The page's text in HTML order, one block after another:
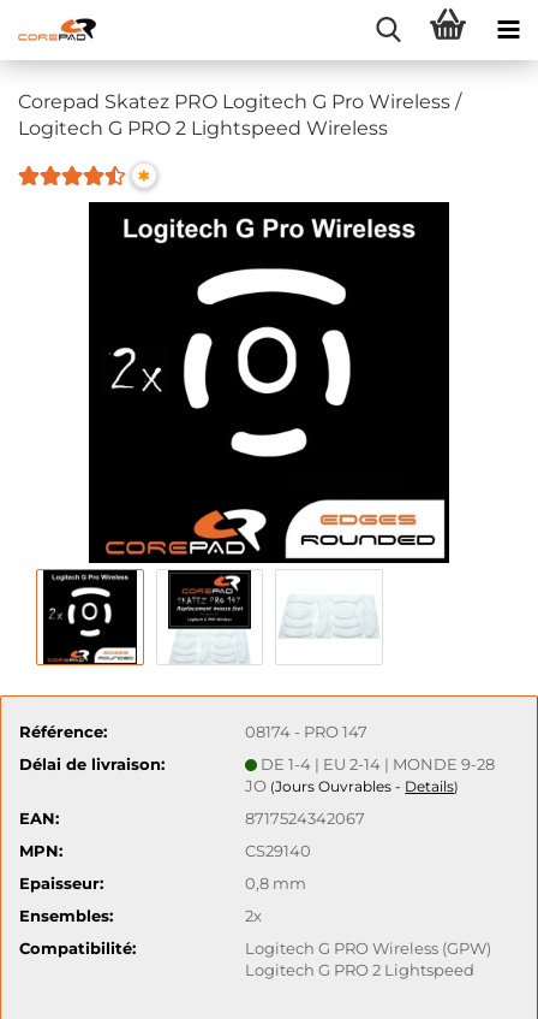
Corepad Skatez PRO Logitech G Pro Wireless /
Logitech G PRO 2 Lightspeed Wireless
*
Référence:
08174 - PRO 147
Délai de livraison:
DE 1-4 | EU 2-14 | MONDE 9-28
JO (Jours Ouvrables - Details)
EAN:
8717524342067
MPN:
CS29140
Epaisseur:
0,8 mm
Ensembles:
2x
Compatibilité:
Logitech G PRO Wireless (GPW)
Logitech G PRO 2 Lightspeed